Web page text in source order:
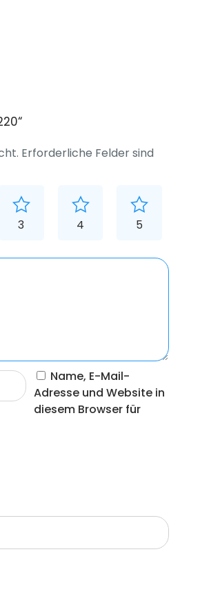
Erforderliche Felder sind
3 4 5
Name, E-Mail-
Adresse und Website in
diesem Browser für